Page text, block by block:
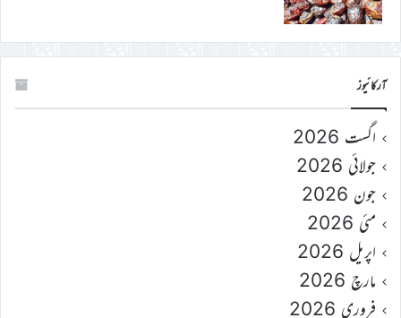
آرکائیوز
اگست 2026
جولائی 2026
جون 2026
مئی 2026
اپریل 2026
مارچ 2026
فروری 2026